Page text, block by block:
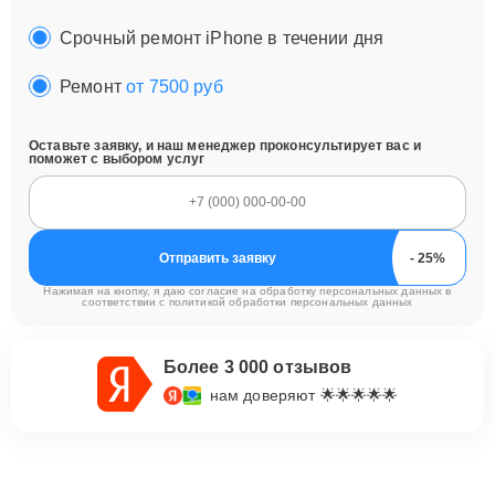
Срочный ремонт iPhone в течении дня
Ремонтот 7500 руб
Оставьте заявку, и наш менеджер проконсультирует вас и
поможет с выбором услуг
Отправить заявку
Нажимая на кнопку, я даю согласие на обработку персональных данных в
соответствии с политикой обработки персональных данных
Более 3 000 отзывов
нам доверяют 🌟🌟🌟🌟🌟